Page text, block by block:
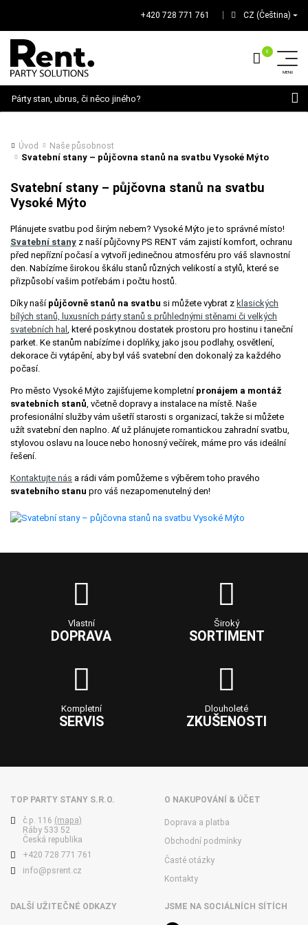
+420 728 771 761 CZ (Čeština)
Úvod Naše působnost
Svatební stany – půjčovna stanů na svatbu Vysoké Mýto
Svatební stany – půjčovna stanů na svatbu
Vysoké Mýto
Plánujete svatbu pod širým nebem? Vysoké Mýto je to správné místo!
Svatební stany z naší půjčovny PS RENT vám zajistí komfort, ochranu
před nepřízní počasí a vytvoří jedinečnou atmosféru pro váš slavnostní
den. Nabízíme širokou škálu stanů různých velikostí a stylů, které se
přizpůsobí vašim potřebám i počtu hostů.
Díky naší půjčovně stanů na svatbu si můžete vybrat z klasických
bílých stanů, luxusních párty stanů s průhlednými stěnami či velkých
svatebních hal , které poskytnou dostatek prostoru pro hostinu i taneční
parket. Ke stanům nabízíme i doplňky, jako jsou podlahy, osvětlení,
dekorace či vytápění, aby byl váš svatební den dokonalý za každého
počasí.
Pro město Vysoké Mýto zajišťujeme kompletní pronájem a montáž
svatebních stanů , včetně dopravy a instalace na místě. Naše
profesionální služby vám ušetří starosti s organizací, takže si můžete
užít svatební den naplno. Ať už plánujete romantickou zahradní svatbu,
stylovou oslavu na louce nebo honosný večírek, máme pro vás ideální
řešení.
Kontaktujte nás a rádi vám pomůžeme s výběrem toho pravého
svatebního stanu pro váš nezapomenutelný den!
Vlastní
DOPRAVA
Široký
SORTIMENT
Kompletní
SERVIS
Dlouholeté
ZKUŠENOSTI
TOP PARTY STANY S.R.O.
č.p. 116 (mapa)
Ráby 533 52
Česká republika
+420 728 771 761
info@psrent.cz
O NAKUPOVÁNÍ & ÚČET
Doprava a platba
Obchodní podmínky
Časté otázky
Kontakty
DALŠÍ UŽITEČNÉ ODKAZY JSME NA SOCIÁLNÍCH SÍTÍCH